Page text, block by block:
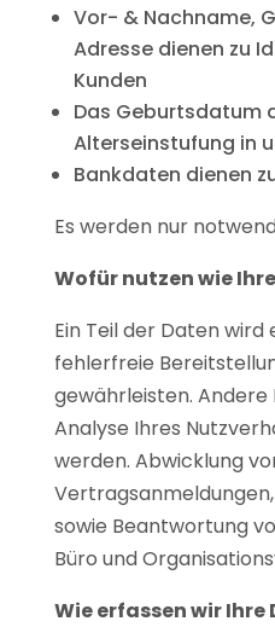
Vor- & Nachname,
Adresse dienen zu
Kunden
Das Geburtsdatum
Alterseinstufung in
Bankdaten dienen
Es werden nur
Wofür nutzen wie
Ein Teil der Daten wird
fehlerfreie
gewährleisten.
Analyse Ihres
werden. Abwicklung
sowie Beantwortung
Büro und
Wie erfassen wir Ihre